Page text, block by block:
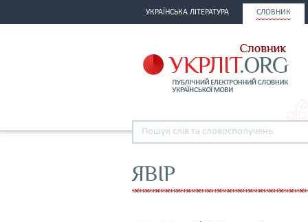
УКРАЇНСЬКА ЛІТЕРАТУРА СЛОВНИК
ЯВІР